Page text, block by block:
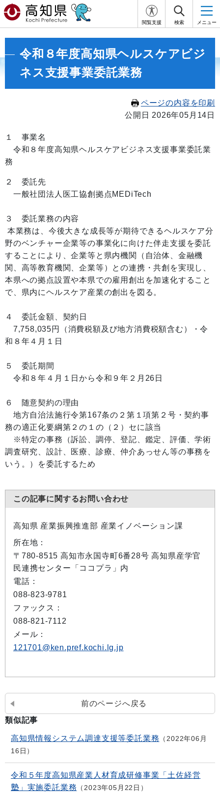
閲覧支援 検索 メニュー
令和８年度高知県ヘルスケアビジ
ネス支援事業委託業務
ページの内容を印刷
公開日 2026年05月14日
１ 事業名
令和８年度高知県ヘルスケアビジネス支援事業委託業
務
２ 委託先
一般社団法人医工協創拠点MEDiTech
３ 委託業務の内容
本業務は、今後大きな成長等が期待できるヘルスケア分
野のベンチャー企業等の事業化に向けた伴走支援を委託
することにより、企業等と県内機関（自治体、金融機
関、高等教育機関、企業等）との連携・共創を実現し、
本県への拠点設置や本県での雇用創出を加速化すること
で、県内にヘルスケア産業の創出を図る。
４ 委託金額、契約日
7,758,035円（消費税額及び地方消費税額含む）・令
和８年４月１日
５ 委託期間
令和８年４月１日から令和９年２月26日
６ 随意契約の理由
地方自治法施行令第167条の２第１項第２号・契約事
務の適正化要綱第２の１の（２）セに該当
※特定の事務（訴訟、調停、登記、鑑定、評価、学術
調査研究、設計、医療、診療、仲介あっせん等の事務を
いう。）を委託するため
この記事に関するお問い合わせ
高知県 産業振興推進部 産業イノベーション課
所在地：
〒780-8515 高知市永国寺町6番28号 高知県産学官
民連携センター「ココプラ」内
電話：
088-823-9781
ファックス：
088-821-7112
メール：
121701@ken.pref.kochi.lg.jp
前のページへ戻る
類似記事
高知県情報システム調達支援等委託業務
2022年06月
16日
令和５年度高知県産業人材育成研修事業「土佐経営
塾」実施委託業務
2023年05月22日